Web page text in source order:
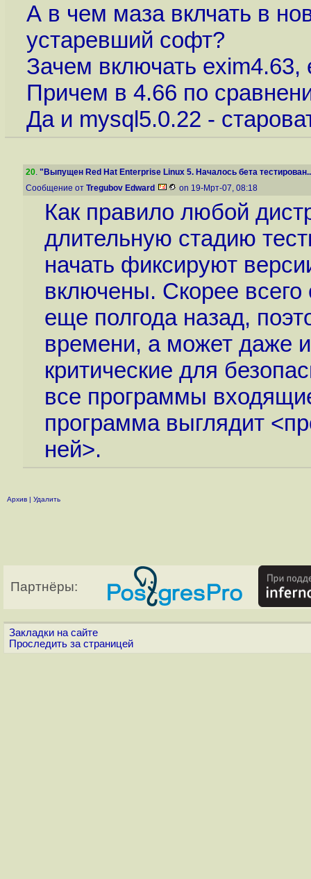
А в чем маза вклчать в
устаревший софт?
Зачем включать
Причем в 4.66 по
Да и mysql5.0.22 -
20. "Выпущен Red Hat Enterprise Linux 5. Началось бета
Сообщение от Tregubov Edward on 19-Мрт-07, 08:18
Как правило любой
длительную стадию
начать фиксируют
включены. Скорее всего
еще полгода назад,
времени, а может даже
критические для
все программы
программа выглядит
ней>.
Архив | Удалить
Партнёры:
Закладки на сайте
Проследить за страницей